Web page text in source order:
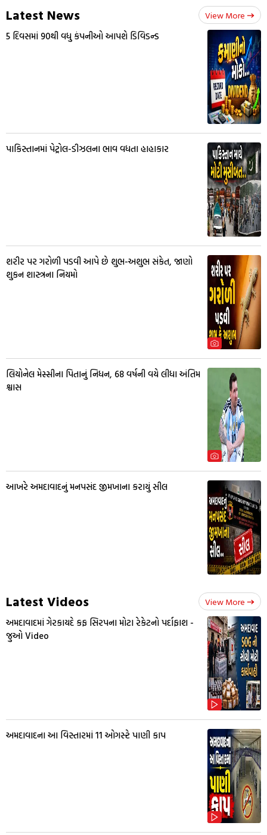
Latest News View More
5 દિવસમાં 90થી વધુ કંપનીઓ આપશે ડિવિડન્ડ
પાકિસ્તાનમાં પેટ્રોલ-ડીઝલના ભાવ વધતા હાહાકાર
શરીર પર ગરોળી પડવી આપે છે શુભ-અશુભ સંકેત, જાણો
શુકન શાસ્ત્રના નિયમો
લિયોનેલ મેસ્સીના પિતાનું નિધન, 68 વર્ષની વયે લીધા અંતિમ
શ્વાસ
આખરે અમદાવાદનું મનપસંદ જીમખાના કરાયું સીલ
Latest Videos View More
અમદાવાદમાં ગેરકાયદે કફ સિરપના મોટા રેકેટનો પર્દાફાશ -
જુઓ Video
અમદાવાદના આ વિસ્તારમાં 11 ઓગસ્ટે પાણી કાપ